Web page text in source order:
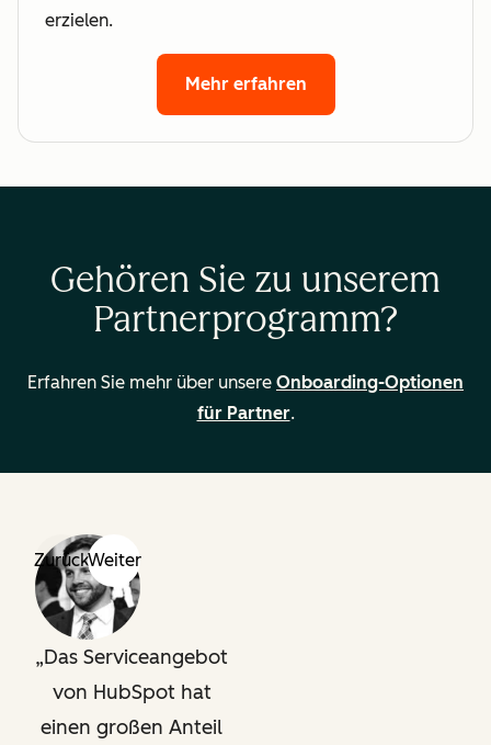
erzielen.
Mehr erfahren
Gehören Sie zu unserem
Partnerprogramm?
Erfahren Sie mehr über unsere Onboarding-Optionen
für Partner.
ZurückWeiter
Das Serviceangebot
von HubSpot hat
einen großen Anteil